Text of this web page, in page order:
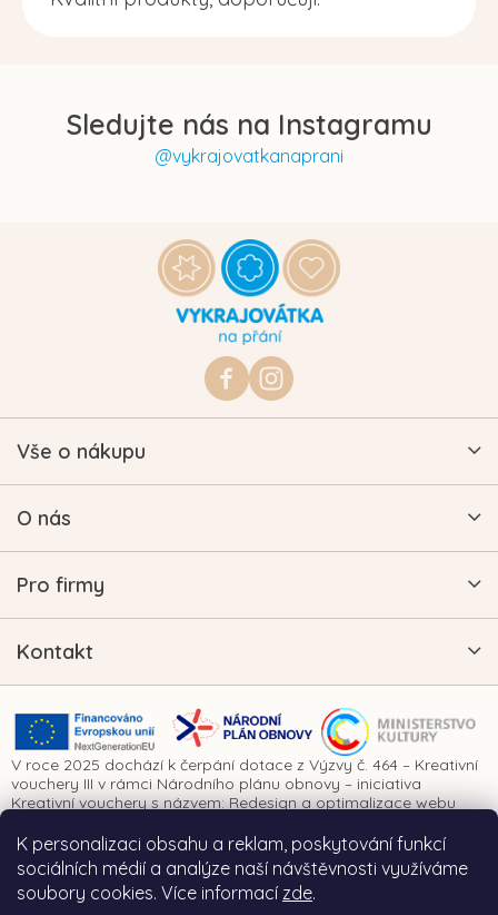
K personalizaci obsahu a reklam, poskytování funkcí
sociálních médií a analýze naší návštěvnosti využíváme
soubory cookies. Více informací zde.
Sledujte nás na Instagramu
@vykrajovatkanaprani
https://www.facebook.com/
vykrajovatkanaprani.cz
Vše o nákupu
O nás
Pro firmy
Kontakt
V roce 2025 dochází k čerpání dotace z Výzvy č. 464 – Kreativní
vouchery III v rámci Národního plánu obnovy – iniciativa
Kreativní vouchery s názvem: Redesign a optimalizace webu
spoluúčasti Evropské unie prostřednictvím Národního plánu
obnovy a Ministerstva kultury České republiky.